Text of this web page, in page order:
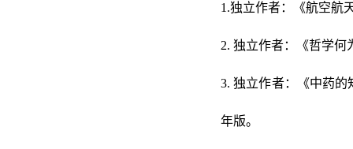
1.独立作者：《航空航
2. 独立作者：《哲学
3. 独立作者：《中药
年版。